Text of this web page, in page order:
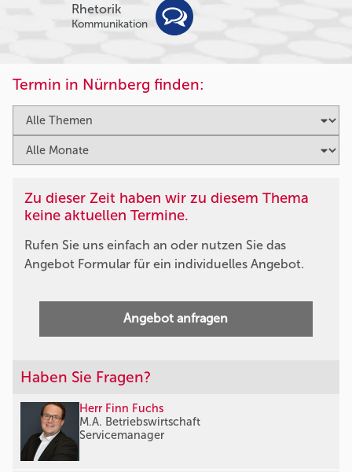
Rhetorik
Kommunikation
Termin in Nürnberg finden:
Zu dieser Zeit haben wir zu diesem Thema
keine aktuellen Termine.
Rufen Sie uns einfach an oder nutzen Sie das
Angebot Formular für ein individuelles Angebot.
Angebot anfragen
Haben Sie Fragen?
Herr Finn Fuchs
M.A. Betriebswirtschaft
Servicemanager